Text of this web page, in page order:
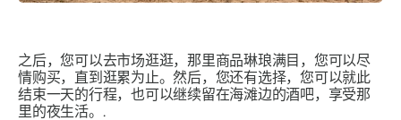
之后，您可以去市场逛逛，那里商品琳琅满目，您可以尽
情购买，直到逛累为止。然后，您还有选择，您可以就此
结束一天的行程，也可以继续留在海滩边的酒吧，享受那
里的夜生活。.